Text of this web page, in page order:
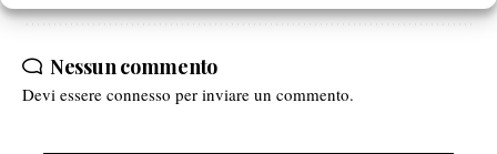
Nessun commento
Devi essere connesso per inviare un commento.